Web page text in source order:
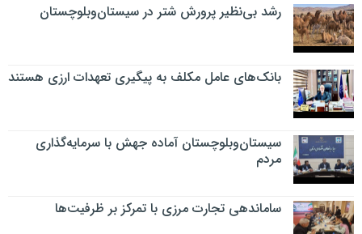
رشد بی‌نظیر پرورش شتر در سیستان‌وبلوچستان
بانک‌های عامل مکلف به پیگیری تعهدات ارزی هستند
سیستان‌وبلوچستان آماده جهش با سرمایه‌گذاری
مردم
ساماندهی تجارت مرزی با تمرکز بر ظرفیت‌ها